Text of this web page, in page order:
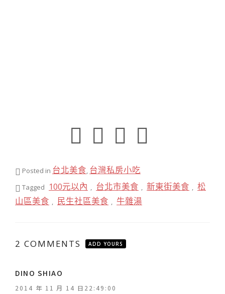
Posted in 台北美食, 台灣私房小吃
Tagged 100元以內 , 台北市美食 , 新東街美食 , 松
山區美食 , 民生社區美食 , 牛雜湯
2 COMMENTS ADD YOURS
DINO SHIAO
示
2014 年 11 月 14 日22:49:00